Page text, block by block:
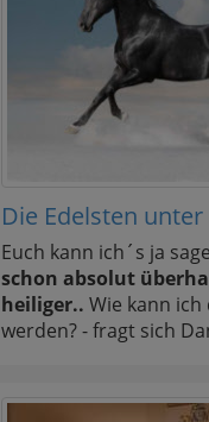
Die Edelsten
Euch kann ich´s ja
schon absolut
heiliger.. Wie kann
werden? - fragt sich